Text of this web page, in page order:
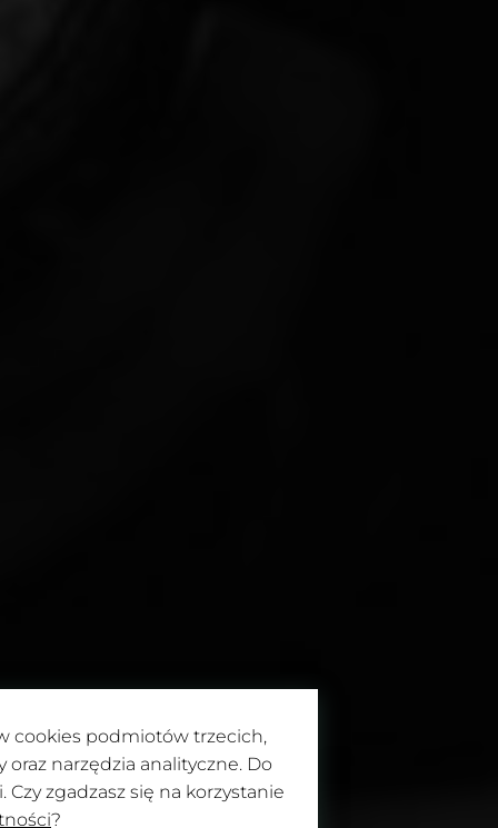
5-6
cookies podmiotów trzecich,
narzędzia analityczne. Do
zgadzasz się na korzystanie
?